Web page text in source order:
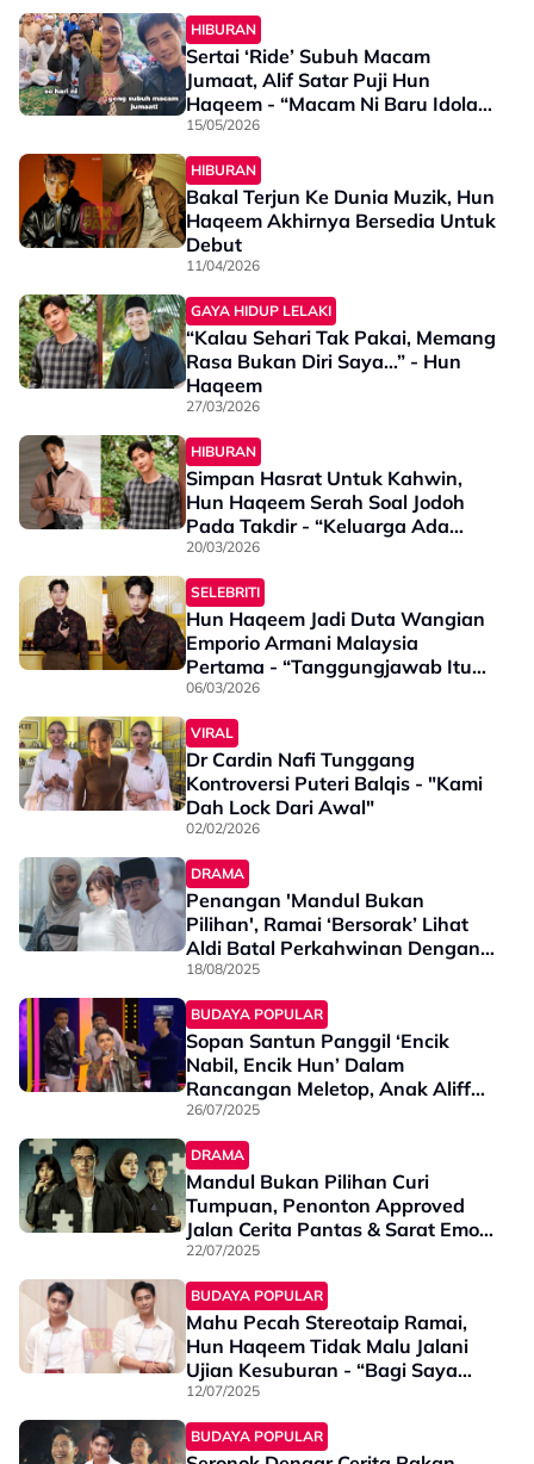
Jumaat’
HIBURAN
Sertai ‘Ride’ Subuh Macam
Jumaat, Alif Satar Puji Hun
Haqeem - “Macam Ni Baru Idola
Gen Z”
15/05/2026
HIBURAN
Bakal Terjun Ke Dunia Muzik, Hun
Haqeem Akhirnya Bersedia Untuk
Debut
11/04/2026
GAYA HIDUP LELAKI
“Kalau Sehari Tak Pakai, Memang
Rasa Bukan Diri Saya…” - Hun
Haqeem
27/03/2026
HIBURAN
Simpan Hasrat Untuk Kahwin,
Hun Haqeem Serah Soal Jodoh
Pada Takdir - “Keluarga Ada
Tanya Tapi Bukan Sebab Sibuk
Nak Tahu…”
20/03/2026
SELEBRITI
Hun Haqeem Jadi Duta Wangian
Emporio Armani Malaysia
Pertama - “Tanggungjawab Itu
Besar, Kita Cuba Bawa Identiti
Tersendiri…”
06/03/2026
VIRAL
Dr Cardin Nafi Tunggang
Kontroversi Puteri Balqis - "Kami
Dah Lock Dari Awal"
02/02/2026
DRAMA
Penangan 'Mandul Bukan
Pilihan', Ramai ‘Bersorak’ Lihat
Aldi Batal Perkahwinan Dengan
Farah! - “Satu Rumah Jerit
Macam Bola Gol”
18/08/2025
BUDAYA POPULAR
Sopan Santun Panggil ‘Encik
Nabil, Encik Hun’ Dalam
Rancangan Meletop, Anak Aliff
Syukri Dipuji Netizen - “Jarang
Kita Dengar…”
26/07/2025
DRAMA
Mandul Bukan Pilihan Curi
Tumpuan, Penonton Approved
Jalan Cerita Pantas & Sarat Emosi
- “Mesti Nak Seksa Hati Viewers
Lah Ni”
22/07/2025
BUDAYA POPULAR
Mahu Pecah Stereotaip Ramai,
Hun Haqeem Tidak Malu Jalani
Ujian Kesuburan - “Bagi Saya
Lelaki Perlu…”
12/07/2025
BUDAYA POPULAR